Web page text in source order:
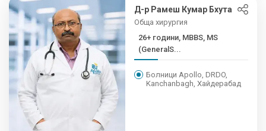
Д-р Рамеш Кумар Бхута
Обща хирургия
26+ години, MBBS, MS
(GeneralS...
Болници Apollo, DRDO,
Kanchanbagh, Хайдерабад